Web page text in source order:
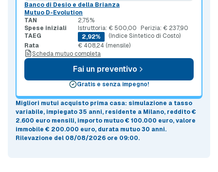
Banco di Desio e della Brianza
Mutuo D-Evolution
TAN
2,75%
Spese iniziali
Istruttoria: € 500,00
Perizia: € 237,90
TAEG
2,92%
(Indice Sintetico di Costo)
Rata
€ 408,24 (mensile)
Scheda mutuo completa
Fai un preventivo
Gratis e senza impegno!
Migliori mutui acquisto prima casa: simulazione a tasso
variabile, impiegato 35 anni, residente a Milano, reddito €
2.600 euro mensili, importo mutuo€ 100.000 euro, valore
immobile € 200.000 euro, durata mutuo30 anni.
Rilevazione del 08/08/2026 ore 09:00.